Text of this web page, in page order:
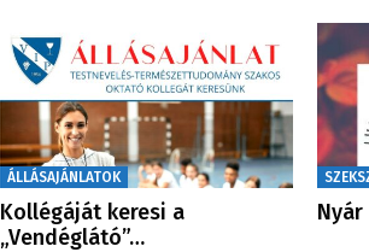
ÁLLÁSAJÁNLATOK
Kollégáját keresi a
„Vendéglátó”…